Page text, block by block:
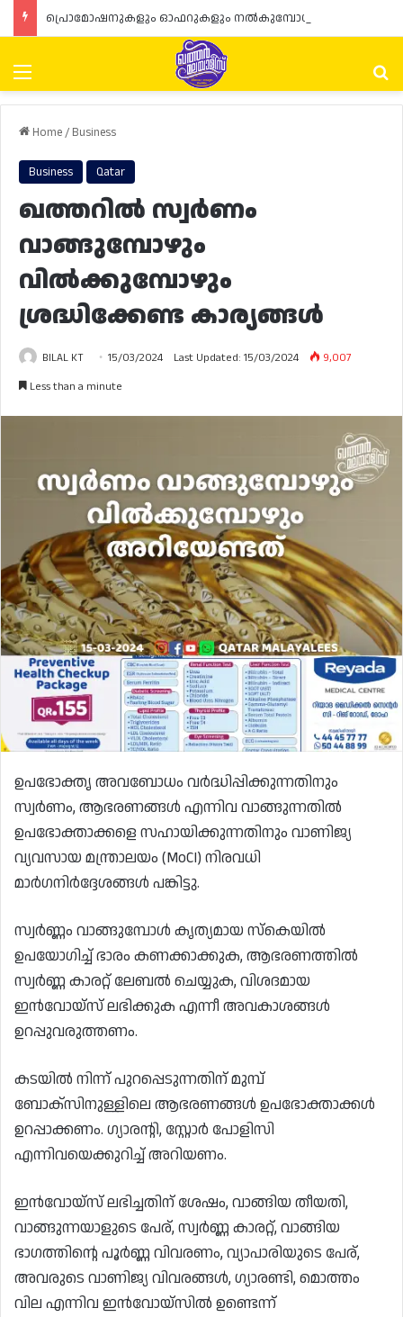
Menu
Home/ Business
Business Qatar
ഖത്തറിൽ സ്വർണം
വാങ്ങുമ്പോഴും
വിൽക്കുമ്പോഴും
ശ്രദ്ധിക്കേണ്ട കാര്യങ്ങൾ
BILAL KT 15/03/2024 Last Updated: 15/03/2024
9,007
Less than a minute
ഉപഭോക്തൃ അവബോധം വർദ്ധിപ്പിക്കുന്നതിനും
സ്വർണം, ആഭരണങ്ങൾ എന്നിവ വാങ്ങുന്നതിൽ
ഉപഭോക്താക്കളെ സഹായിക്കുന്നതിനും വാണിജ്യ
വ്യവസായ മന്ത്രാലയം (MoCI) നിരവധി
മാർഗനിർദ്ദേശങ്ങൾ പങ്കിട്ടു.
സ്വർണ്ണം വാങ്ങുമ്പോൾ കൃത്യമായ സ്കെയിൽ
ഉപയോഗിച്ച് ഭാരം കണക്കാക്കുക, ആഭരണത്തിൽ
സ്വർണ്ണ കാരറ്റ് ലേബൽ ചെയ്യുക, വിശദമായ
ഇൻവോയ്‌സ് ലഭിക്കുക എന്നീ അവകാശങ്ങൾ
ഉറപ്പുവരുത്തണം.
കടയിൽ നിന്ന് പുറപ്പെടുന്നതിന് മുമ്പ്
ബോക്‌സിനുള്ളിലെ ആഭരണങ്ങൾ ഉപഭോക്താക്കൾ
ഉറപ്പാക്കണം. ഗ്യാരൻ്റി, സ്റ്റോർ പോളിസി
എന്നിവയെക്കുറിച്ച് അറിയണം.
ഇൻവോയ്‌സ് ലഭിച്ചതിന് ശേഷം, വാങ്ങിയ തീയതി,
വാങ്ങുന്നയാളുടെ പേര്, സ്വർണ്ണ കാരറ്റ്, വാങ്ങിയ
ഭാഗത്തിൻ്റെ പൂർണ്ണ വിവരണം, വ്യാപാരിയുടെ പേര്,
അവരുടെ വാണിജ്യ വിവരങ്ങൾ, ഗ്യാരണ്ടി, മൊത്തം
വില എന്നിവ ഇൻവോയ്‌സിൽ ഉണ്ടെന്ന്